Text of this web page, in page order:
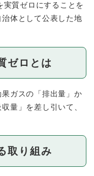
質ゼロにすることを
体として公表した地
ゼロとは
ガスの「排出量」か
量」を差し引いて、
取り組み